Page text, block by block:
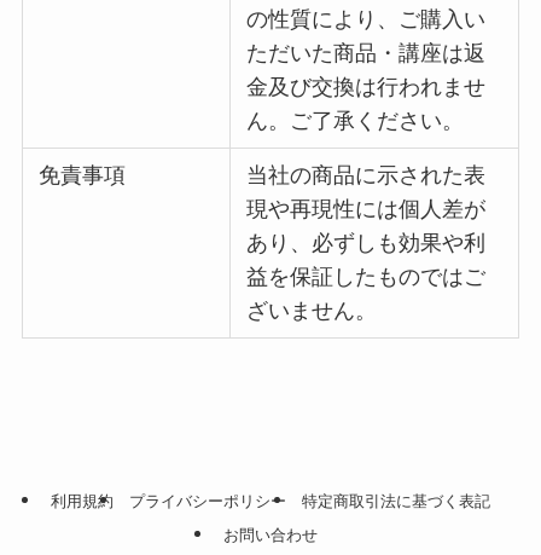
の性質により、ご購入い
ただいた商品・講座は返
金及び交換は行われませ
ん。ご了承ください。
免責事項
当社の商品に示された表
現や再現性には個人差が
あり、必ずしも効果や利
益を保証したものではご
ざいません。
利用規約 プライバシーポリシー
特定商取引法に基づく表記
お問い合わせ